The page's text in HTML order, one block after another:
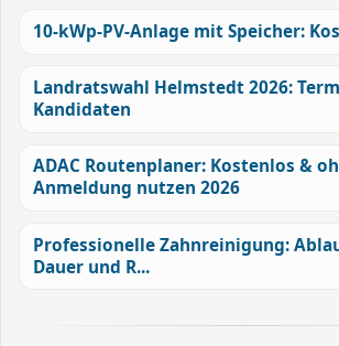
10-kWp-PV-Anlage mit Speicher:
Landratswahl Helmstedt 2026:
Kandidaten
ADAC Routenplaner: Kostenlos &
Anmeldung nutzen 2026
Professionelle Zahnreinigung:
Dauer und R...